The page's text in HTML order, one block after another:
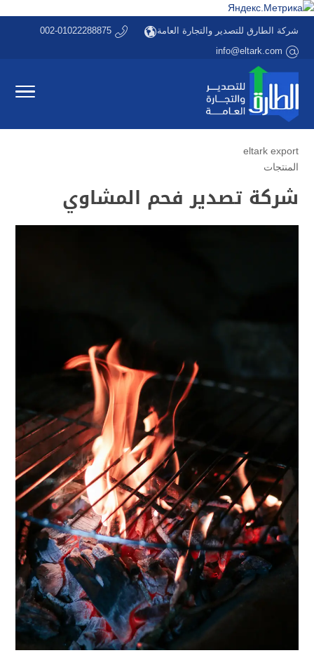
شركة الطارق للتصدير والتجارة العامة
002-01022288875
info@eltark.com
eltark export
المنتجات
شركة تصدير فحم المشاوي